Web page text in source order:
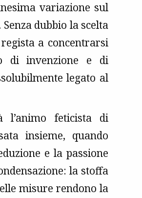
variazione sul
dubbio la scelta
a concentrarsi
di invenzione e di
legato al
l’animo feticista di
insieme, quando
e la passione
la stoffa
misure rendono la